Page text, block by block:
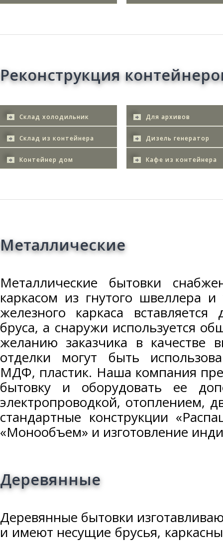
Реконструкция
Склад холодильник Для архивов
Склад из контейнера Дизель генератор
Контейнер дом Кафе из контейнера
Металлические
Металлические бытовки
каркасом из гнутого швеллера
железного каркаса
бруса, а снаружи используется
желанию заказчика в качестве
отделки могут быть
МДФ, пластик. Наша компания
бытовку и оборудовать ее
электропроводкой, отоплением,
стандартные конструкции
«Монообъем» и изготовление
Деревянные
Деревянные бытовки
и имеют несущие брусья,